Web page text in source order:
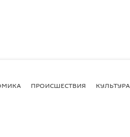
ПРОИСШЕСТВИЯ КУЛЬТУРА